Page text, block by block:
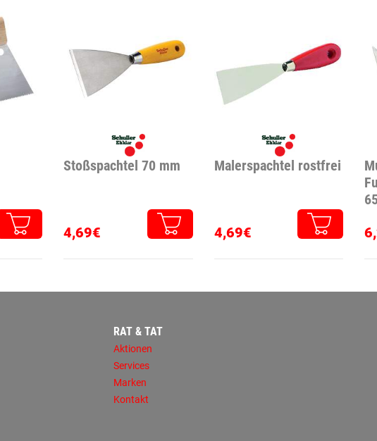
Stoßspachtel 70 mm
4,69€
Malerspachtel rostfrei
4,69€
RAT & TAT
Aktionen
Services
Marken
Kontakt